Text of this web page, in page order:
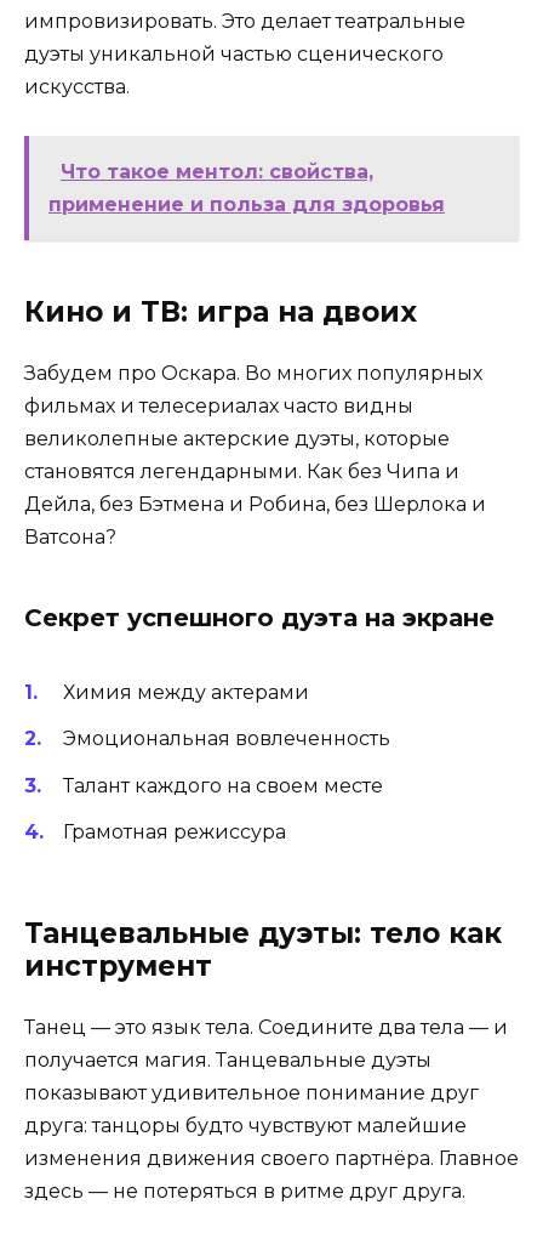
импровизировать. Это делает театральные
дуэты уникальной частью сценического
искусства.
Что такое ментол: свойства,
применение и польза для здоровья
Кино и ТВ: игра на двоих
Забудем про Оскара. Во многих популярных
фильмах и телесериалах часто видны
великолепные актерские дуэты, которые
становятся легендарными. Как без Чипа и
Дейла, без Бэтмена и Робина, без Шерлока и
Ватсона?
Секрет успешного дуэта на экране
Химия между актерами
Эмоциональная вовлеченность
Талант каждого на своем месте
Грамотная режиссура
Танцевальные дуэты: тело как
инструмент
Танец — это язык тела. Соедините два тела — и
получается магия. Танцевальные дуэты
показывают удивительное понимание друг
друга: танцоры будто чувствуют малейшие
изменения движения своего партнёра. Главное
здесь — не потеряться в ритме друг друга.